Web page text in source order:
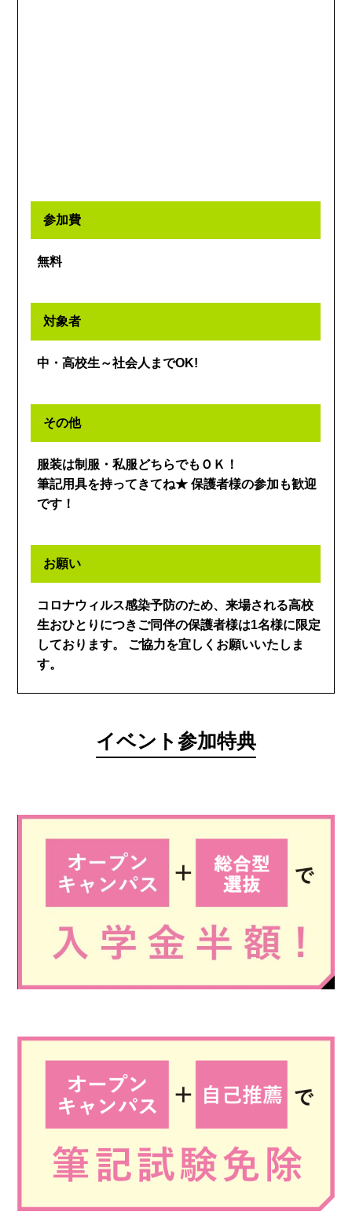
参加費
無料
対象者
中・高校生～社会人までOK!
その他
服装は制服・私服どちらでもＯＫ！
筆記用具を持ってきてね★ 保護者様の参加も歓迎
です！
お願い
コロナウィルス感染予防のため、来場される高校
生おひとりにつきご同伴の保護者様は1名様に限定
しております。 ご協力を宜しくお願いいたしま
す。
イベント参加特典